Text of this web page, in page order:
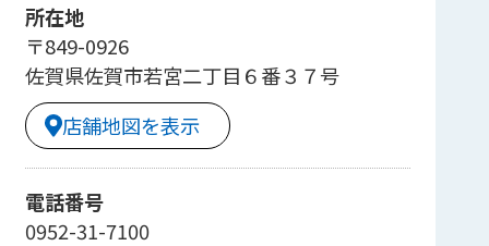
所在地
〒849-0926
佐賀県佐賀市若宮二丁目６番３７号
店舗地図を表示
電話番号
0952-31-7100